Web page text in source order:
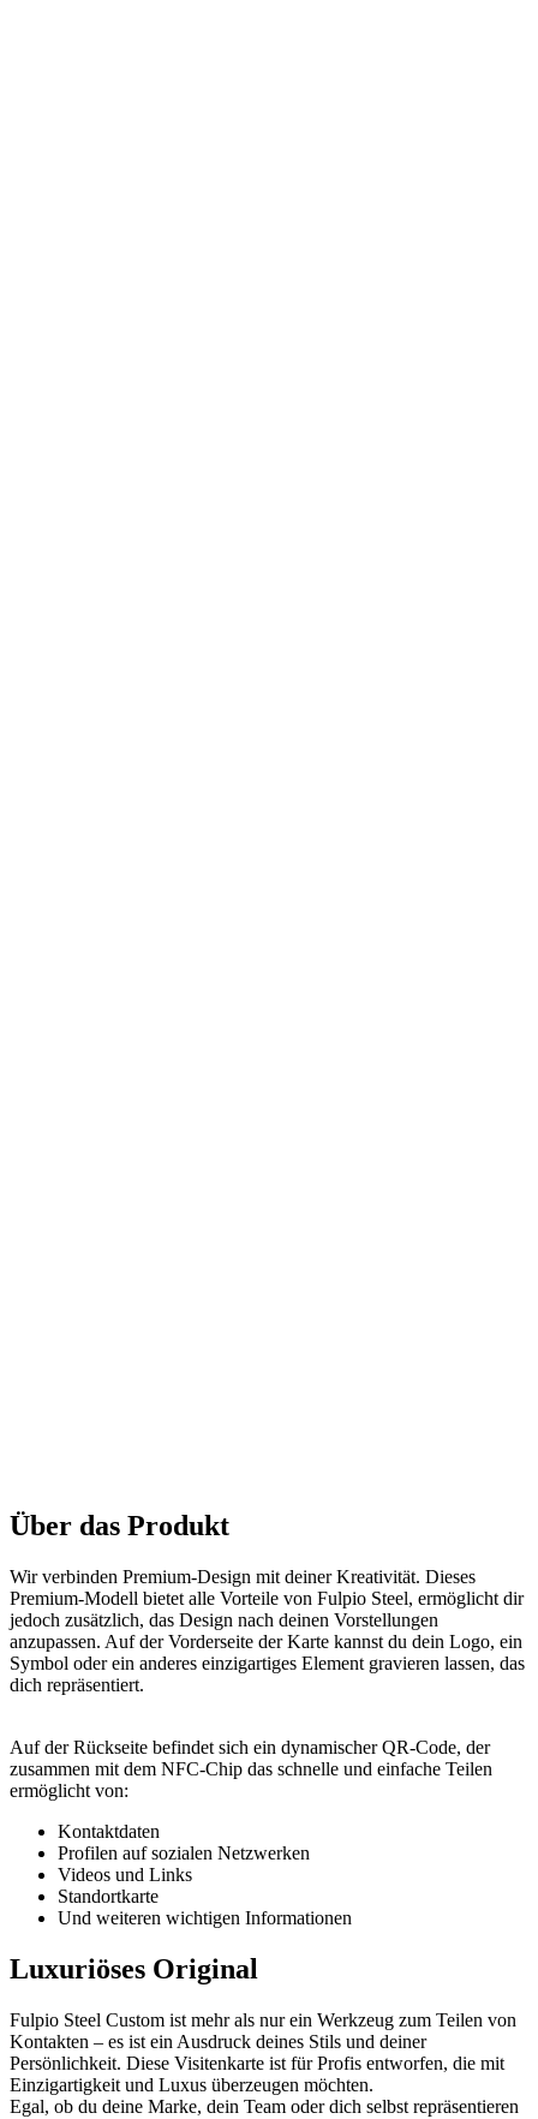
Über das Produkt
Wir verbinden Premium-Design mit deiner Kreativität. Dieses
Premium-Modell bietet alle Vorteile von Fulpio Steel, ermöglicht dir
jedoch zusätzlich, das Design nach deinen Vorstellungen
anzupassen. Auf der Vorderseite der Karte kannst du dein Logo, ein
Symbol oder ein anderes einzigartiges Element gravieren lassen, das
dich repräsentiert.
Auf der Rückseite befindet sich ein dynamischer QR-Code, der
zusammen mit dem NFC-Chip das schnelle und einfache Teilen
ermöglicht von:
Kontaktdaten
Profilen auf sozialen Netzwerken
Videos und Links
Standortkarte
Und weiteren wichtigen Informationen
Luxuriöses Original
Fulpio Steel Custom ist mehr als nur ein Werkzeug zum Teilen von
Kontakten – es ist ein Ausdruck deines Stils und deiner
Persönlichkeit. Diese Visitenkarte ist für Profis entworfen, die mit
Einzigartigkeit und Luxus überzeugen möchten.
Egal, ob du deine Marke, dein Team oder dich selbst repräsentieren